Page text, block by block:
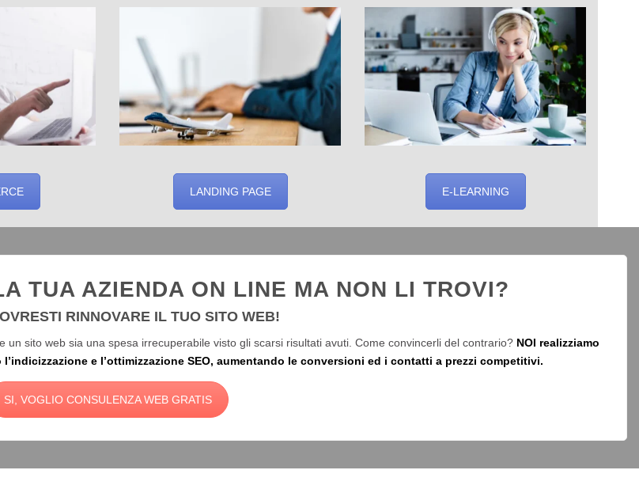
LANDING PAGE E-LEARNING
TUA AZIENDA ON LINE MA NON LI TROVI?
RINNOVARE IL TUO SITO WEB!
sito web sia una spesa irrecuperabile visto gli scarsi risultati avuti. Come convincerli del contrario? NOI realizziamo
e l’ottimizzazione SEO, aumentando le conversioni ed i contatti a prezzi competitivi.
SI, VOGLIO CONSULENZA WEB GRATIS